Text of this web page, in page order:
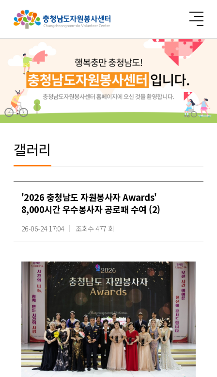
갤러리
'2026 충청남도 자원봉사자 Awards'
8,000시간 우수봉사자 공로패 수여 (2)
26-06-24 17:04 조회수 477 회